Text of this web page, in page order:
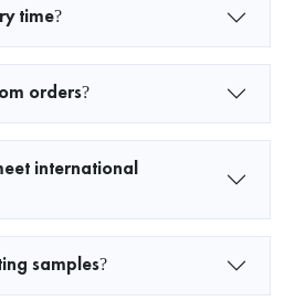
time?
orders?
international
samples?